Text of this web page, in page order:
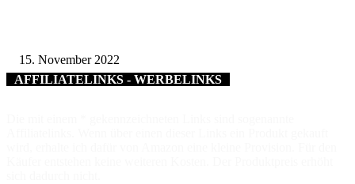
15. November 2022
AFFILIATELINKS - WERBELINKS